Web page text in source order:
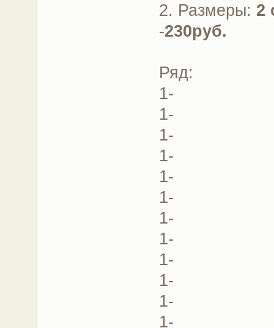
2. Размеры: 2
-230руб.
Ряд:
1-
1-
1-
1-
1-
1-
1-
1-
1-
1-
1-
1-